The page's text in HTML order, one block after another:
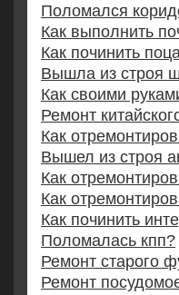
Поломался
Как выполнить
Как починить
Вышла из строя
Как своими
Ремонт
Как
Вышел из строя
Как
Как
Как починить
Поломалась кпп?
Ремонт старого
Ремонт